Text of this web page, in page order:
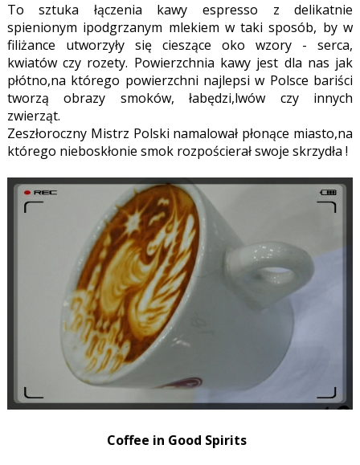
To sztuka łączenia kawy espresso z delikatnie
spienionym ipodgrzanym mlekiem w taki sposób, by w
filiżance utworzyły się cieszące oko wzory - serca,
kwiatów czy rozety. Powierzchnia kawy jest dla nas jak
płótno,na którego powierzchni najlepsi w Polsce bariści
tworzą obrazy smoków, łabędzi,lwów czy innych
zwierząt.
Zeszłoroczny Mistrz Polski namalował płonące miasto,na
którego nieboskłonie smok rozpościerał swoje skrzydła !
Coffee in Good Spirits